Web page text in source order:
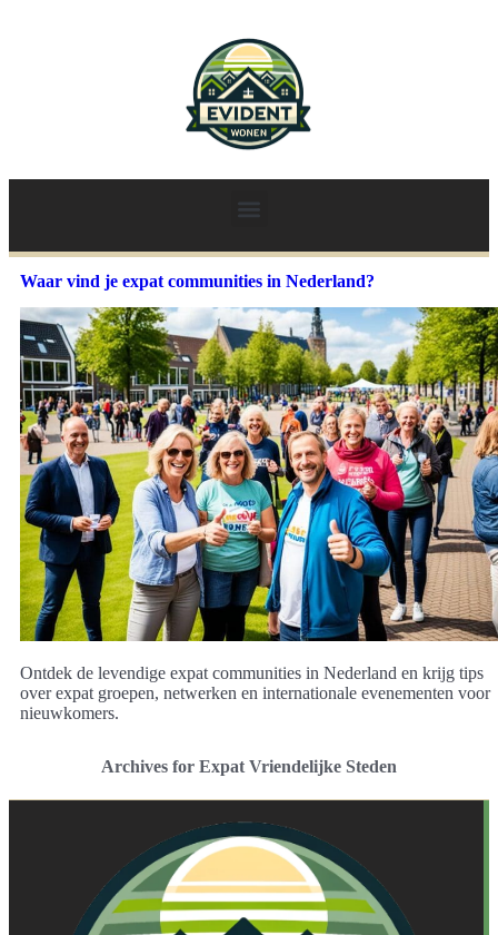
Waar vind je expat communities in Nederland?
Ontdek de levendige expat communities in Nederland en krijg tips
over expat groepen, netwerken en internationale evenementen voor
nieuwkomers.
Archives for Expat Vriendelijke Steden